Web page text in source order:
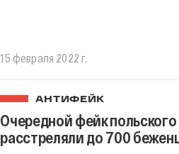
15 февраля 2022 г.
АНТИФЕЙК
Очередной фейк
расстреляли до 700